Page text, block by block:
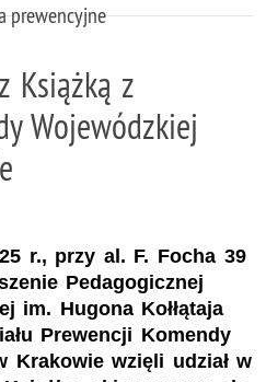
prewencyjne
Książką z
Wojewódzkiej
r., przy al. F. Focha 39
Pedagogicznej
im. Hugona Kołłątaja
Prewencji Komendy
Krakowie wzięli udział w